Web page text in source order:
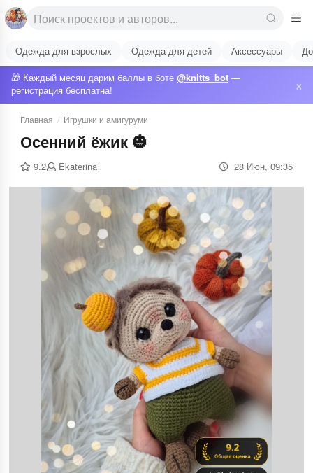
Одежда для взрослых Одежда для детей Аксессуары
🎁 Каждый месяц дарим баллы в боте @knitts_bot —
регистрация бесплатна!
×
Главная / Игрушки и амигуруми
Осенний ёжик 🎃
9.2 Ekaterina 28 Июн, 09:35